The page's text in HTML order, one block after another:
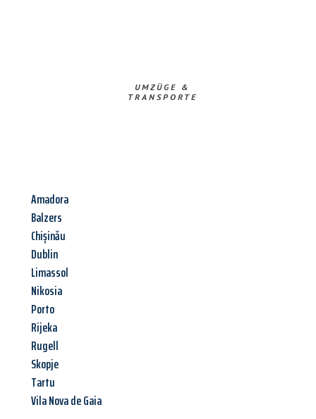
UMZÜGE &
TRANSPORTE
Amadora
Balzers
Chișinău
Dublin
Limassol
Nikosia
Porto
Rijeka
Rugell
Skopje
Tartu
Vila Nova de Gaia